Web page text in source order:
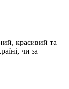
красивий та
чи за